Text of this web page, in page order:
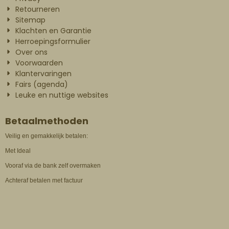
Retourneren
Sitemap
Klachten en Garantie
Herroepingsformulier
Over ons
Voorwaarden
Klantervaringen
Fairs (agenda)
Leuke en nuttige websites
Betaalmethoden
Veilig en gemakkelijk betalen:
Met Ideal
Vooraf via de bank zelf overmaken
Achteraf betalen met factuur